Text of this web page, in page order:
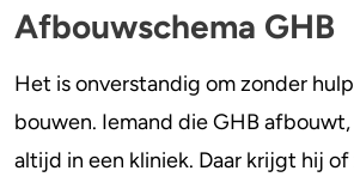
Afbouwschema GHB
Het is onverstandig om zonder
bouwen. Iemand die GHB
altijd in een kliniek. Daar krijgt hij